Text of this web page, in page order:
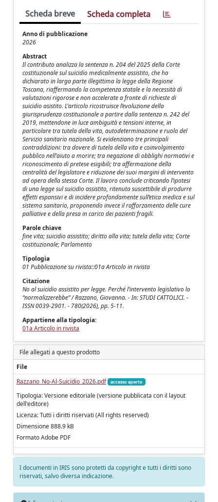
Scheda breve Scheda completa
Anno di pubblicazione
2026
Abstract
Il contributo analizza la sentenza n. 204 del 2025 della Corte
costituzionale sul suicidio medicalmente assistito, che ha
dichiarato in larga parte illegittima la legge della Regione
Toscana, riaffermando la competenza statale e la necessità di
valutazioni rigorose e non accelerate a fronte di richieste di
suicidio asistito. L’articolo ricostruisce l’evoluzione della
giurisprudenza costituzionale a partire dalla sentenza n. 242 del
2019, mettendone in luce ambiguità e tensioni interne, in
particolare tra tutela della vita, autodeterminazione e ruolo del
Servizio sanitario nazionale. Si evidenziano tre principali
contraddizioni: tra dovere di tutela della vita e coinvolgimento
pubblico nell’aiuto a morire; tra negazione di obblighi normativi e
riconoscimento di pretese esigibili; tra affermazione della
centralità del legislatore e riduzione dei suoi margini di intervento
ad opera della stessa Corte. Il lavoro conclude criticando l’ipotesi
di una legge sul suicidio assistito, ritenuta suscettibile di produrre
effetti espansivi e di incidere profondamente sull’etica medica e sul
sistema sanitario, proponendo invece il rafforzamento delle cure
palliative e della presa in carico dei pazienti fragili.
Parole chiave
fine vita; suicidio assistito; diritto alla vita; tutela della vita; Corte
costituzionale; Parlamento
Tipologia
01 Pubblicazione su rivista::01a Articolo in rivista
Citazione
No al suicidio assistito per legge. Perché l’intervento legislativo lo
“normalizzerebbe” / Razzano, Giovanna. - In: STUDI CATTOLICI. -
ISSN 0039-2901. - 780(2026), pp. 5-11.
Appartiene alla tipologia:
01a Articolo in rivista
File allegati a questo prodotto
File
Razzano_No-Al-Suicidio_2026.pdf
accesso aperto
Tipologia: Versione editoriale (versione pubblicata con il layout
dell'editore)
Licenza: Tutti i diritti riservati (All rights reserved)
Dimensione 888.9 kB
Formato Adobe PDF
I documenti in IRIS sono protetti da copyright e tutti i diritti sono
riservati, salvo diversa indicazione.